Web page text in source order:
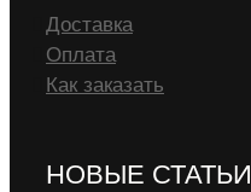
Доставка
Оплата
Как заказать
НОВЫЕ СТАТЬИ